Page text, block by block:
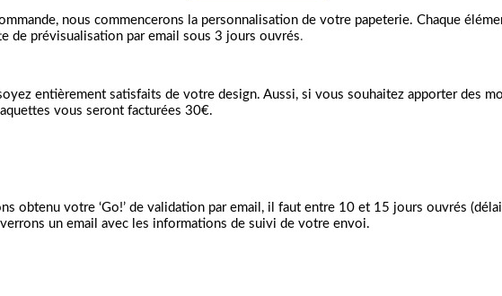
nous commencerons la personnalisation de votre papeterie. Chaque
de prévisualisation par email sous 3 jours ouvrés.
entièrement satisfaits de votre design. Aussi, si vous souhaitez apporter des
vous seront facturées 30€.
obtenu votre ‘Go!’ de validation par email, il faut entre 10 et 15 jours ouvrés
un email avec les informations de suivi de votre envoi.